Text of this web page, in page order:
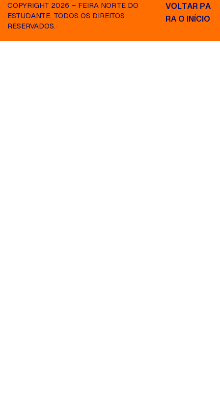
COPYRIGHT 2026 – FEIRA NORTE DO
ESTUDANTE. TODOS OS DIREITOS
RESERVADOS.
VOLTAR PA
RA O INÍCIO